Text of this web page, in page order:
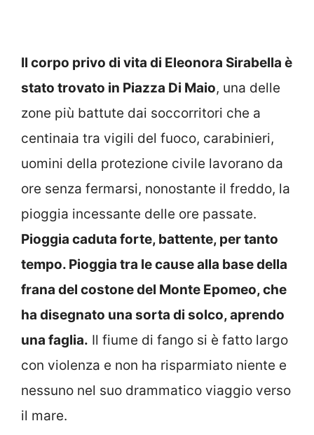
Il corpo privo di vita di Eleonora Sirabella è
stato trovato in Piazza Di Maio, una delle
zone più battute dai soccorritori che a
centinaia tra vigili del fuoco, carabinieri,
uomini della protezione civile lavorano da
ore senza fermarsi, nonostante il freddo, la
pioggia incessante delle ore passate.
Pioggia caduta forte, battente, per tanto
tempo. Pioggia tra le cause alla base della
frana del costone del Monte Epomeo, che
ha disegnato una sorta di solco, aprendo
una faglia. Il fiume di fango si è fatto largo
con violenza e non ha risparmiato niente e
nessuno nel suo drammatico viaggio verso
il mare.